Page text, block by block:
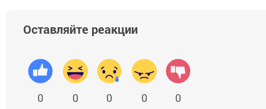
Оставляйте реакции
0 0 0 0 0